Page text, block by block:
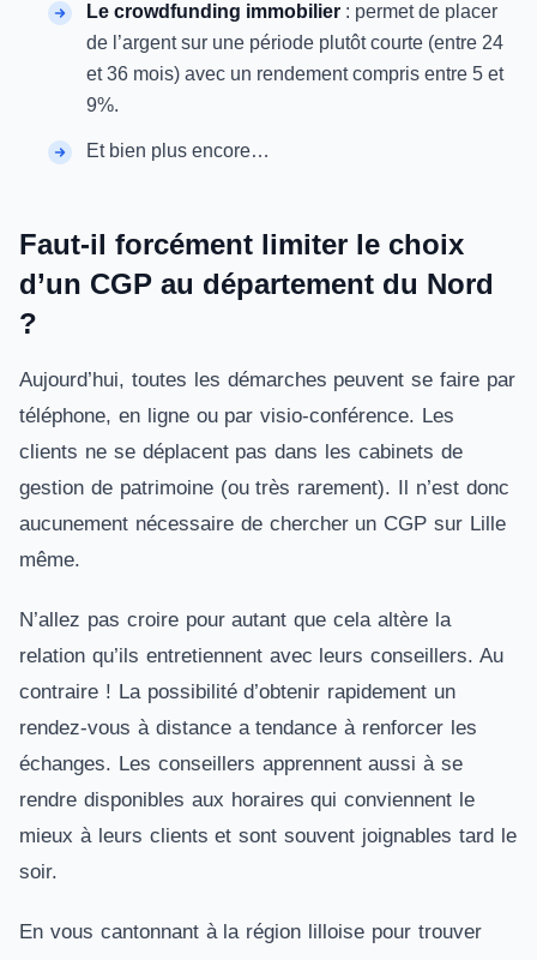
Le crowdfunding immobilier : permet de placer
de l’argent sur une période plutôt courte (entre 24
et 36 mois) avec un rendement compris entre 5 et
9%.
Et bien plus encore…
Faut-il forcément limiter le choix
d’un CGP au département du Nord
?
Aujourd’hui, toutes les démarches peuvent se faire par
téléphone, en ligne ou par visio-conférence. Les
clients ne se déplacent pas dans les cabinets de
gestion de patrimoine (ou très rarement). Il n’est donc
aucunement nécessaire de chercher un CGP sur Lille
même.
N’allez pas croire pour autant que cela altère la
relation qu’ils entretiennent avec leurs conseillers. Au
contraire ! La possibilité d’obtenir rapidement un
rendez-vous à distance a tendance à renforcer les
échanges. Les conseillers apprennent aussi à se
rendre disponibles aux horaires qui conviennent le
mieux à leurs clients et sont souvent joignables tard le
soir.
En vous cantonnant à la région lilloise pour trouver